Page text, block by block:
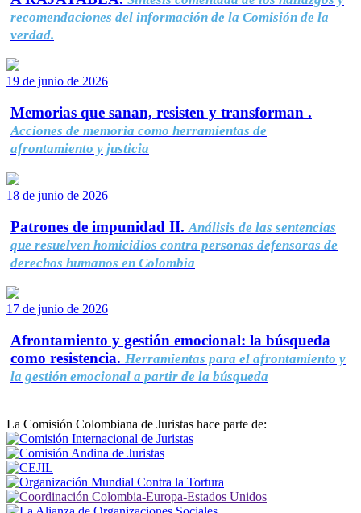
recomendaciones del información de la Comisión de la
verdad.
19 de junio de 2026
Memorias que sanan, resisten y transforman .
Acciones de memoria como herramientas de
afrontamiento y justicia
18 de junio de 2026
Patrones de impunidad II. Análisis de las sentencias
que resuelven homicidios contra personas defensoras de
derechos humanos en Colombia
17 de junio de 2026
Afrontamiento y gestión emocional: la búsqueda
como resistencia. Herramientas para el afrontamiento y
la gestión emocional a partir de la búsqueda
La Comisión Colombiana de Juristas hace parte de: